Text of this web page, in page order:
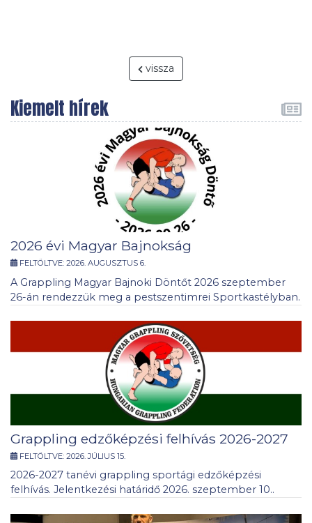
vissza
Kiemelt hírek
2026 évi Magyar Bajnokság
FELTÖLTVE: 2026. AUGUSZTUS 6.
A Grappling Magyar Bajnoki Döntőt 2026 szeptember
26-án rendezzük meg a pestszentimrei Sportkastélyban.
Grappling edzőképzési felhívás 2026-2027
FELTÖLTVE: 2026. JÚLIUS 15.
2026-2027 tanévi grappling sportági edzőképzési
felhívás. Jelentkezési határidő 2026. szeptember 10..